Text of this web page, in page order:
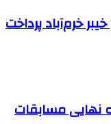
خرم‌آباد پرداخت
نیمه نهایی مسابقات